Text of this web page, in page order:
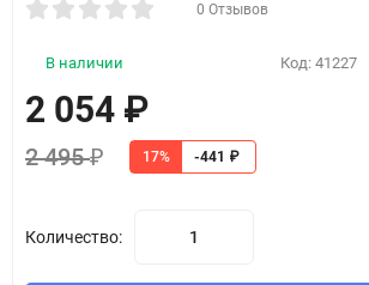
0 Отзывов
В наличии Код: 41227
2 054 ₽
2 495₽ 17% -441 ₽
Количество: